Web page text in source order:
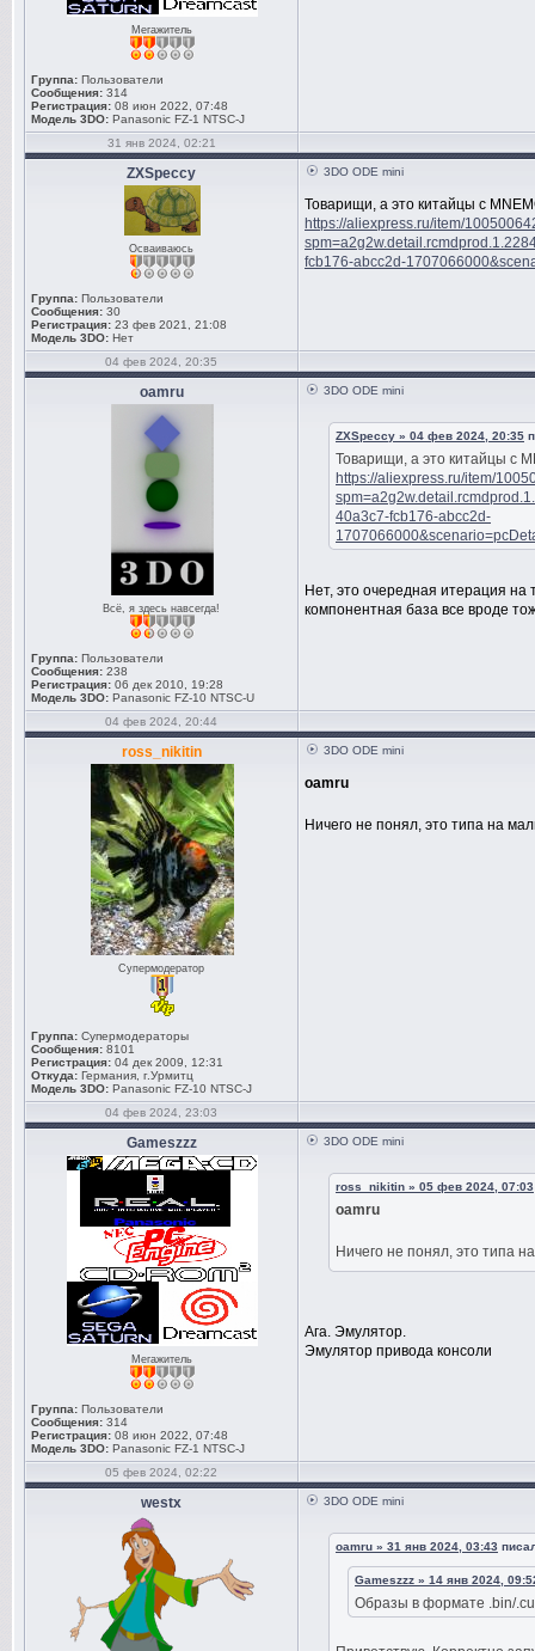
Мегажитель
Группа: Пользователи
Сообщения: 314
Регистрация: 08 июн 2022, 07:48
Модель 3DO: Panasonic FZ-1 NTSC-J
31 янв 2024, 02:21
ZXSpeccy
Осваиваюсь
Группа: Пользователи
Сообщения: 30
Регистрация: 23 фев 2021, 21:08
Модель 3DO: Нет
3DO ODE mini
Товарищи, а это китайцы с
https://aliexpress.ru/item/
fcb176-abcc2d-
04 фев 2024, 20:35
oamru
Всё, я здесь навсегда!
Группа: Пользователи
Сообщения: 238
Регистрация: 06 дек 2010, 19:28
Модель 3DO: Panasonic FZ-10 NTSC-U
3DO ODE mini
ZXSpeccy » 04 фев 2024, 20:35
Товарищи, а это китайцы с
https://aliexpress.ru/item/
40a3c7-fcb176-abcc2d-
Нет, это очередная итерация
компонентная база все вроде
04 фев 2024, 20:44
ross_nikitin
Супермодератор
Группа: Супермодераторы
Сообщения: 8101
Регистрация: 04 дек 2009, 12:31
Откуда: Германия, г.Урмитц
Модель 3DO: Panasonic FZ-10 NTSC-J
3DO ODE mini
oamru
Ничего не понял, это типа на
04 фев 2024, 23:03
Gameszzz
Мегажитель
Группа: Пользователи
Сообщения: 314
Регистрация: 08 июн 2022, 07:48
Модель 3DO: Panasonic FZ-1 NTSC-J
3DO ODE mini
ross_nikitin » 05 фев 2024, 07:03
oamru
Ничего не понял, это типа
Ага. Эмулятор.
Эмулятор привода консоли
05 фев 2024, 02:22
westx 3DO ODE mini
oamru » 31 янв 2024, 03:43
Gameszzz » 14 янв 2024,
Образы в формате .bin/